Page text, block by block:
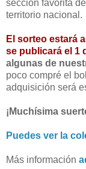
sección favorita
territorio nacional.
El sorteo estará
se publicará el 1
algunas de
poco compré el
adquisición será
¡Muchísima
Puedes ver la
Más información